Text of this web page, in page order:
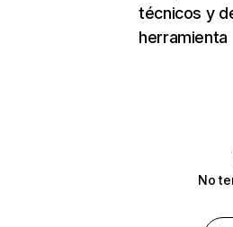
técnicos y
herramienta
No